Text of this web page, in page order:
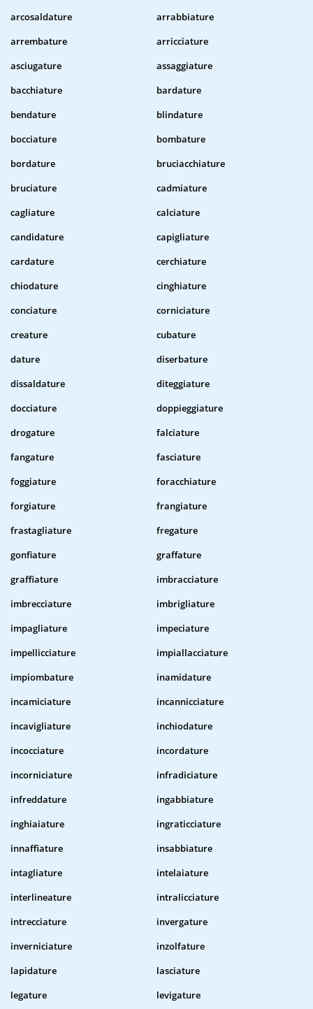
arcosaldature
arrabbiature
arrembature
arricciature
asciugature
assaggiature
bacchiature
bardature
bendature
blindature
bocciature
bombature
bordature
bruciacchiature
bruciature
cadmiature
cagliature
calciature
candidature
capigliature
cardature
cerchiature
chiodature
cinghiature
conciature
corniciature
creature
cubature
dature
diserbature
dissaldature
diteggiature
docciature
doppieggiature
drogature
falciature
fangature
fasciature
foggiature
foracchiature
forgiature
frangiature
frastagliature
fregature
gonfiature
graffature
graffiature
imbracciature
imbrecciature
imbrigliature
impagliature
impeciature
impellicciature
impiallacciature
impiombature
inamidature
incamiciature
incannicciature
incavigliature
inchiodature
incocciature
incordature
incorniciature
infradiciature
infreddature
ingabbiature
inghiaiature
ingraticciature
innaffiature
insabbiature
intagliature
intelaiature
interlineature
intralicciature
intrecciature
invergature
inverniciature
inzolfature
lapidature
lasciature
legature
levigature